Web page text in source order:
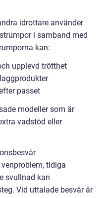
idrottare använder
i samband med
kan:
upplevd trötthet
passet
modeller som är
vadstöd eller
tidiga
svullnad kan
Vid uttalade besvär är